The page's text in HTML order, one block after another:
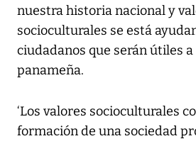
nuestra historia nacional y
socioculturales se está
ciudadanos que serán útiles
panameña.
‘Los valores socioculturales
formación de una sociedad